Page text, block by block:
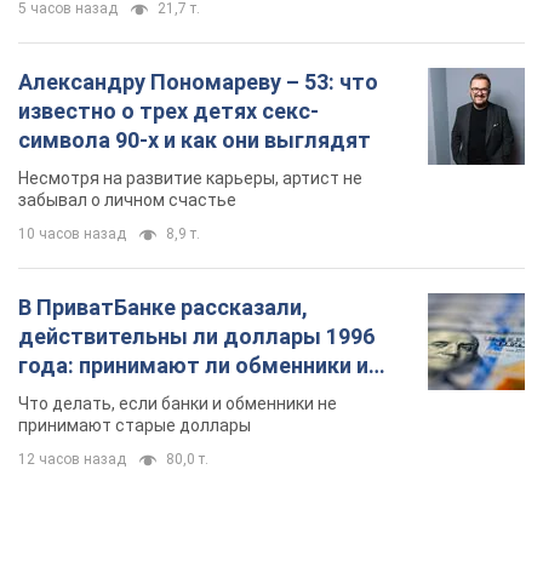
5 часов назад 21,7 т.
Александру Пономареву – 53: что
известно о трех детях секс-
символа 90-х и как они выглядят
Несмотря на развитие карьеры, артист не
забывал о личном счастье
10 часов назад 8,9 т.
В ПриватБанке рассказали,
действительны ли доллары 1996
года: принимают ли обменники и
банки такие купюры
Что делать, если банки и обменники не
принимают старые доллары
12 часов назад 80,0 т.